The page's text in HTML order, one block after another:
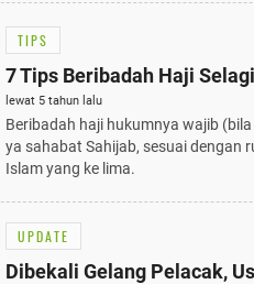
TIPS
7 Tips Beribadah Haji
lewat 5 tahun lalu
Beribadah haji hukumnya wajib
ya sahabat Sahijab, sesuai dengan
Islam yang ke lima.
UPDATE
Dibekali Gelang Pelacak,